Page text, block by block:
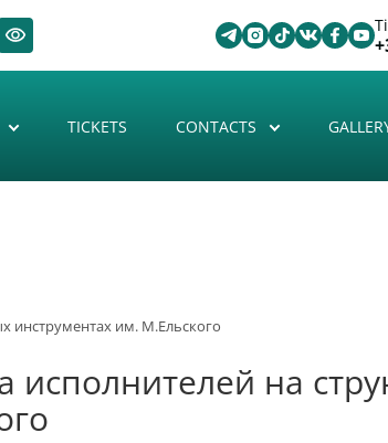
TICKETS CONTACTS
инструментах им. М.Ельского
исполнителей на